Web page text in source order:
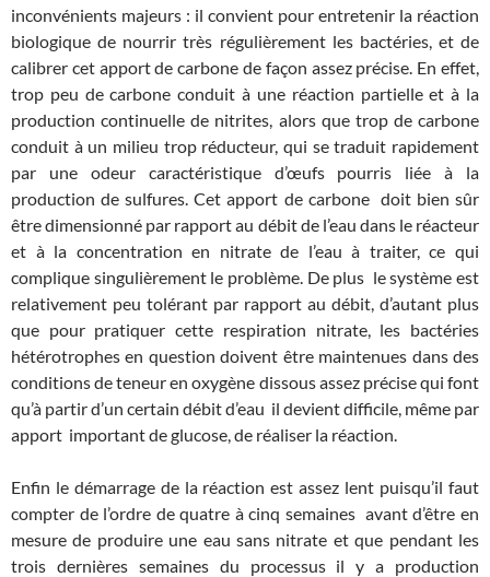
inconvénients majeurs : il convient pour entretenir la réaction
biologique de nourrir très régulièrement les bactéries, et de
calibrer cet apport de carbone de façon assez précise. En effet,
trop peu de carbone conduit à une réaction partielle et à la
production continuelle de nitrites, alors que trop de carbone
conduit à un milieu trop réducteur, qui se traduit rapidement
par une odeur caractéristique d’œufs pourris liée à la
production de sulfures. Cet apport de carbone doit bien sûr
être dimensionné par rapport au débit de l’eau dans le réacteur
et à la concentration en nitrate de l’eau à traiter, ce qui
complique singulièrement le problème. De plus le système est
relativement peu tolérant par rapport au débit, d’autant plus
que pour pratiquer cette respiration nitrate, les bactéries
hétérotrophes en question doivent être maintenues dans des
conditions de teneur en oxygène dissous assez précise qui font
qu’à partir d’un certain débit d’eau il devient difficile, même par
apport important de glucose, de réaliser la réaction.
Enfin le démarrage de la réaction est assez lent puisqu’il faut
compter de l’ordre de quatre à cinq semaines avant d’être en
mesure de produire une eau sans nitrate et que pendant les
trois dernières semaines du processus il y a production